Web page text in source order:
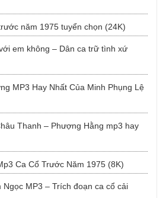
năm 1975 tuyển chọn (24K)
em không – Dân ca trữ tình xứ
MP3 Hay Nhất Của Minh Phụng Lệ
Thanh – Phượng Hằng mp3 hay
Ca Cổ Trước Năm 1975 (8K)
MP3 – Trích đoạn ca cổ cải